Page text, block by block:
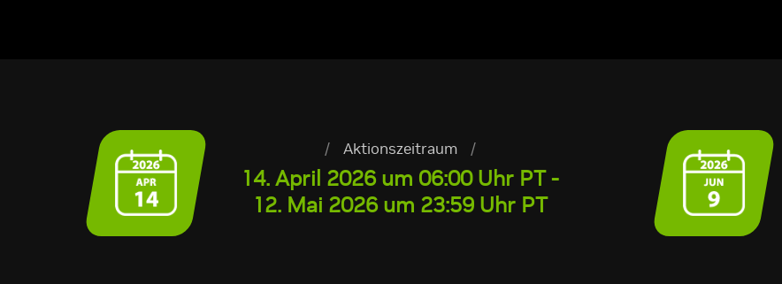
/ Aktionszeitraum /
14. April 2026 um 06:00 Uhr PT -
12. Mai 2026 um 23:59 Uhr PT